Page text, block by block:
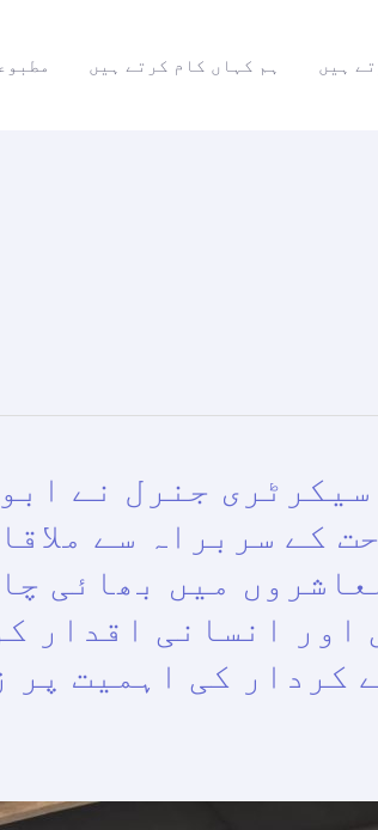
ہیں ہم کہاں کام کرتے ہیں
جنرل نے
کے سربراہ سے
میں بھائی
اور انسانی اقدار
کردار کی اہمیت پر